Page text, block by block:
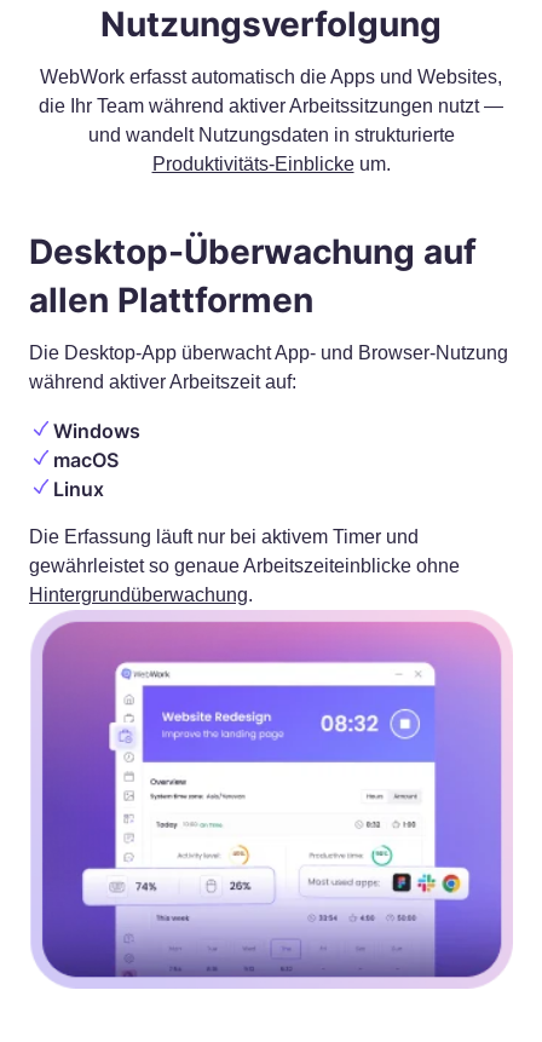
Nutzungsverfolgung
WebWork erfasst automatisch die Apps und Websites,
die Ihr Team während aktiver Arbeitssitzungen nutzt —
und wandelt Nutzungsdaten in strukturierte
Produktivitäts-Einblickeum.
Desktop-Überwachung auf
allen Plattformen
Die Desktop-App überwacht App- und Browser-Nutzung
während aktiver Arbeitszeit auf:
Windows
macOS
Linux
Die Erfassung läuft nur bei aktivem Timer und
gewährleistet so genaue Arbeitszeiteinblicke ohne
Hintergrundüberwachung.